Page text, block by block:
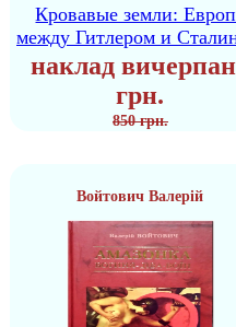
Кровавые земли:
между Гитлером и
наклад
грн.
850 грн.
Войтович Валерій